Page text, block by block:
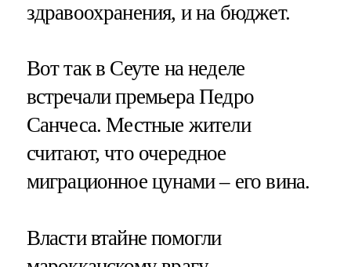
здравоохранения, и на бюджет.
Вот так в Сеуте на неделе
встречали премьера Педро
Санчеса. Местные жители
считают, что очередное
миграционное цунами – его вина.
Власти втайне помогли